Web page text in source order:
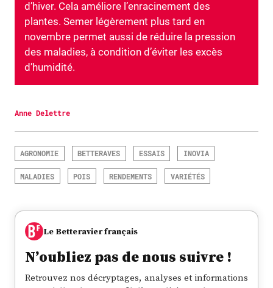
d’hiver. Cela améliore l’enracinement des
plantes. Semer légèrement plus tard en
novembre permet aussi de réduire la pression
des maladies, à condition d’éviter les excès
d’humidité.
Anne Delettre
AGRONOMIE BETTERAVES ESSAIS INOVIA
MALADIES POIS RENDEMENTS VARIÉTÉS
Le Betteravier français
N’oubliez pas de nous suivre !
Retrouvez nos décryptages, analyses et informations